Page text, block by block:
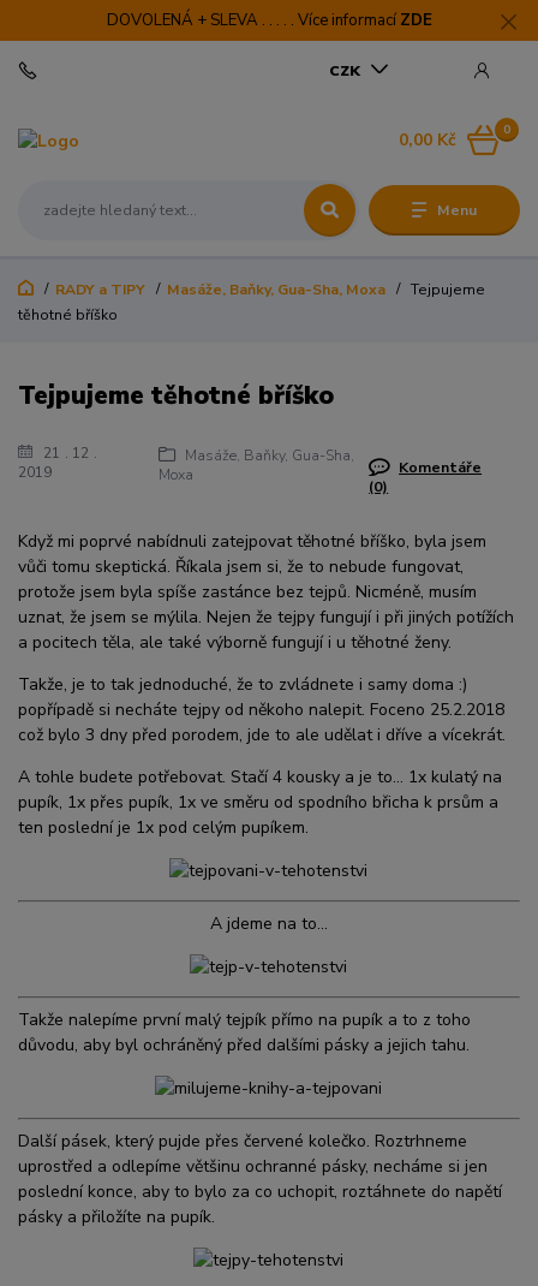
DOVOLENÁ + SLEVA . . . . . Více informací ZDE
Menu
CZK
0
0,00 Kč
RADY a TIPY Masáže, Baňky, Gua-Sha, Moxa
Tejpujeme
těhotné bříško
21
12
2019
Masáže, Baňky, Gua-Sha,
Moxa
Komentáře
(0)
Tejpujeme těhotné bříško
Když mi poprvé nabídnuli zatejpovat těhotné bříško, byla jsem
vůči tomu skeptická. Říkala jsem si, že to nebude fungovat,
protože jsem byla spíše zastánce bez tejpů. Nicméně, musím
uznat, že jsem se mýlila. Nejen že tejpy fungují i při jiných potížích
a pocitech těla, ale také výborně fungují i u těhotné ženy.
Takže, je to tak jednoduché, že to zvládnete i samy doma :)
popřípadě si necháte tejpy od někoho nalepit. Foceno 25.2.2018
což bylo 3 dny před porodem, jde to ale udělat i dříve a vícekrát.
A tohle budete potřebovat. Stačí 4 kousky a je to... 1x kulatý na
pupík, 1x přes pupík, 1x ve směru od spodního břicha k prsům a
ten poslední je 1x pod celým pupíkem.
A jdeme na to...
Takže nalepíme první malý tejpík přímo na pupík a to z toho
důvodu, aby byl ochráněný před dalšími pásky a jejich tahu.
Další pásek, který pujde přes červené kolečko. Roztrhneme
uprostřed a odlepíme většinu ochranné pásky, necháme si jen
poslední konce, aby to bylo za co uchopit, roztáhnete do napětí
pásky a přiložíte na pupík.